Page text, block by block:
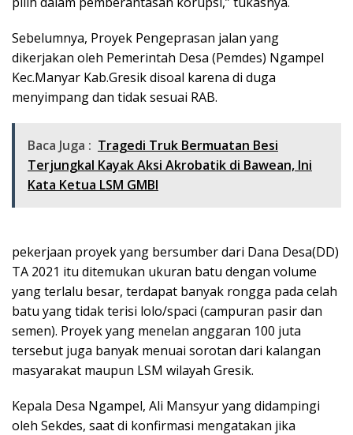
Sebelumnya, Proyek Pengeprasan jalan yang
dikerjakan oleh Pemerintah Desa (Pemdes) Ngampel
Kec.Manyar Kab.Gresik disoal karena di duga
menyimpang dan tidak sesuai RAB.
Baca Juga : Tragedi Truk Bermuatan Besi
Terjungkal Kayak Aksi Akrobatik di Bawean, lni
Kata Ketua LSM GMBI
pekerjaan proyek yang bersumber dari Dana Desa(DD)
TA 2021 itu ditemukan ukuran batu dengan volume
yang terlalu besar, terdapat banyak rongga pada celah
batu yang tidak terisi lolo/spaci (campuran pasir dan
semen). Proyek yang menelan anggaran 100 juta
tersebut juga banyak menuai sorotan dari kalangan
masyarakat maupun LSM wilayah Gresik.
Kepala Desa Ngampel, Ali Mansyur yang didampingi
oleh Sekdes, saat di konfirmasi mengatakan jika